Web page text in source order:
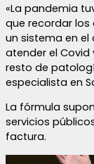
«La pandemia
que recordar los
un sistema en el
atender el
resto de
especialista en
La fórmula
servicios
factura.